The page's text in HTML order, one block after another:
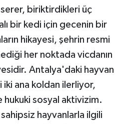
biriktirdikleri üç
bir kedi için gecenin bir
hikayesi, şehrin resmi
her noktada vicdanın
Antalya'daki hayvan
ana koldan ilerliyor,
hukuki sosyal aktivizim.
hayvanlarla ilgili